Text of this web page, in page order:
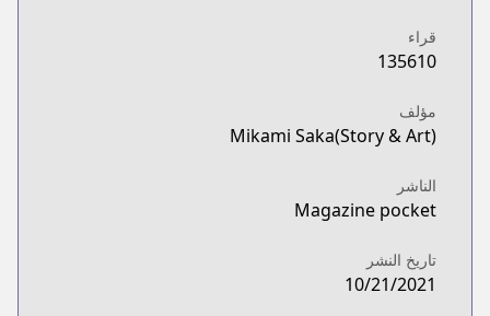
قراء
135610
مؤلف
Mikami Saka(Story & Art)
الناشر
Magazine pocket
تاريخ النشر
10/21/2021